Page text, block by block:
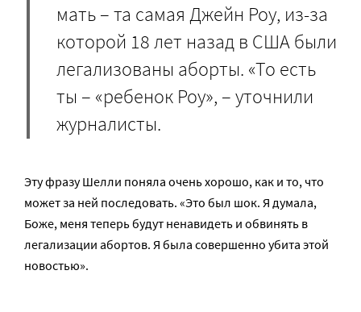
мать – та самая Джейн Роу, из-за
которой 18 лет назад в США были
легализованы аборты. «То есть
ты – «ребенок Роу», – уточнили
журналисты.
Эту фразу Шелли поняла очень хорошо, как и то, что
может за ней последовать. «Это был шок. Я думала,
Боже, меня теперь будут ненавидеть и обвинять в
легализации абортов. Я была совершенно убита этой
новостью».